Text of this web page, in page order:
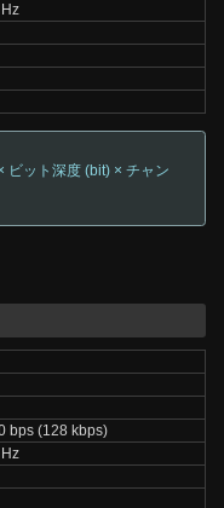
ビット深度 (bit) × チャン
bps (128 kbps)